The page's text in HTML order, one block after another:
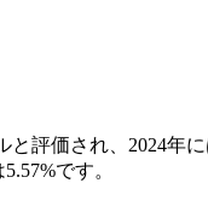
評価され、2024年
です。